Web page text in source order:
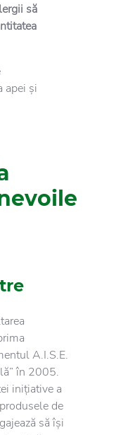
să
apei și
A.I.S.E.
în 2005.
inițiative a
de
să își